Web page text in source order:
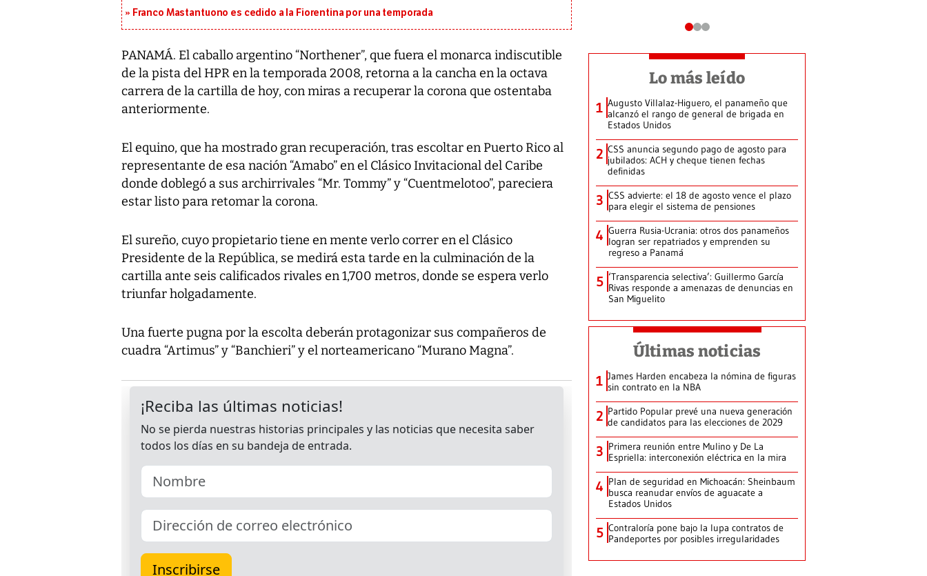
Franco Mastantuono es cedido a la Fiorentina por una temporada
PANAMÁ. El caballo argentino “Northener”, que fuera el monarca indiscutible
de la pista del HPR en la temporada 2008, retorna a la cancha en la octava
carrera de la cartilla de hoy, con miras a recuperar la corona que ostentaba
anteriormente.
El equino, que ha mostrado gran recuperación, tras escoltar en Puerto Rico al
representante de esa nación “Amabo” en el Clásico Invitacional del Caribe
donde doblegó a sus archirrivales “Mr. Tommy” y “Cuentmelotoo”, pareciera
estar listo para retomar la corona.
El sureño, cuyo propietario tiene en mente verlo correr en el Clásico
Presidente de la República, se medirá esta tarde en la culminación de la
cartilla ante seis calificados rivales en 1,700 metros, donde se espera verlo
triunfar holgadamente.
Una fuerte pugna por la escolta deberán protagonizar sus compañeros de
cuadra “Artimus” y “Banchieri” y el norteamericano “Murano Magna”.
Lo más leído
1 Augusto Villalaz-Higuero, el panameño que
alcanzó el rango de general de brigada en
Estados Unidos
2 CSS anuncia segundo pago de agosto para
jubilados: ACH y cheque tienen fechas
definidas
3 CSS advierte: el 18 de agosto vence el plazo
para elegir el sistema de pensiones
4 Guerra Rusia-Ucrania: otros dos panameños
logran ser repatriados y emprenden su
regreso a Panamá
5 ‘Transparencia selectiva’: Guillermo García
Rivas responde a amenazas de denuncias en
San Miguelito
Últimas noticias
1 James Harden encabeza la nómina de figuras
sin contrato en la NBA
2 Partido Popular prevé una nueva generación
de candidatos para las elecciones de 2029
3 Primera reunión entre Mulino y De La
Espriella: interconexión eléctrica en la mira
4 Plan de seguridad en Michoacán: Sheinbaum
busca reanudar envíos de aguacate a
Estados Unidos
5 Contraloría pone bajo la lupa contratos de
Pandeportes por posibles irregularidades